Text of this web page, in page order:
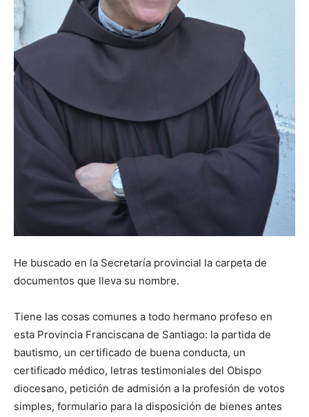
He buscado en la Secretaría provincial la carpeta de
documentos que lleva su nombre.
Tiene las cosas comunes a todo hermano profeso en
esta Provincia Franciscana de Santiago: la partida de
bautismo, un certificado de buena conducta, un
certificado médico, letras testimoniales del Obispo
diocesano, petición de admisión a la profesión de votos
simples, formulario para la disposición de bienes antes